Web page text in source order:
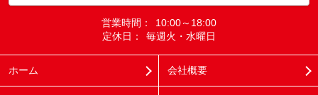
営業時間：
10:00～18:00
定休日：
毎週火・水曜日
ホーム 会社概要